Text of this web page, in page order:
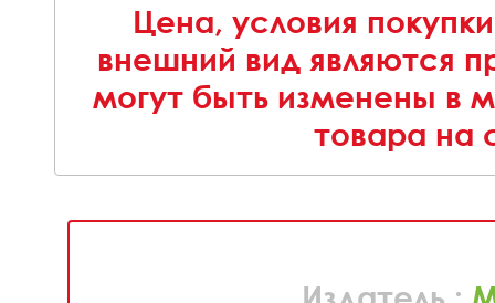
Цена, условия
внешний вид являются
могут быть изменены в
товара на